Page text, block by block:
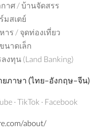
าศ / บ้านจัดสรร
มสเตย์
าร / จุดท่องเที่ยว
นาดเล็ก
งทุน (Land Banking)
ยภาษา (ไทย–อังกฤษ–จีน)
· TikTok · Facebook
about/